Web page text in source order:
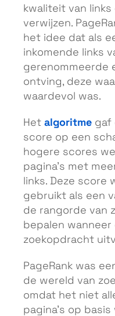
kwaliteit van links
verwijzen.
het idee dat als
inkomende links
gerenommeerde
ontving, deze
waardevol was.
Het algoritme gaf
score op een
hogere scores
pagina’s met
links. Deze score
gebruikt als een
de rangorde van
bepalen
zoekopdracht
PageRank was
de wereld van
omdat het niet
pagina’s op